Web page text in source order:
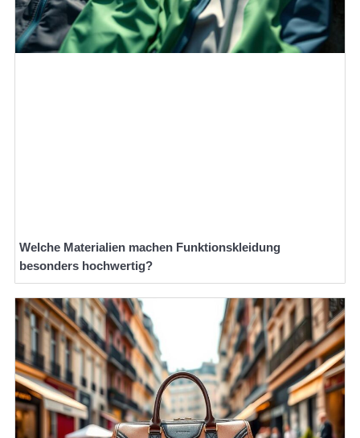
Welche Materialien machen Funktionskleidung
besonders hochwertig?